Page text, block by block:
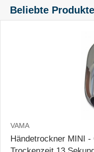
Beliebte Produkte
VAMA
Händetrockner MINI